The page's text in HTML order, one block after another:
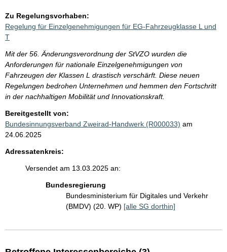
Zu Regelungsvorhaben:
Regelung für Einzelgenehmigungen für EG-Fahrzeugklasse L und
T
Mit der 56. Änderungsverordnung der StVZO wurden die
Anforderungen für nationale Einzelgenehmigungen von
Fahrzeugen der Klassen L drastisch verschärft. Diese neuen
Regelungen bedrohen Unternehmen und hemmen den Fortschritt
in der nachhaltigen Mobilität und Innovationskraft.
Bereitgestellt von:
Bundesinnungsverband Zweirad-Handwerk (R000033) am
24.06.2025
Adressatenkreis:
Versendet am 13.03.2025 an:
Bundesregierung
Bundesministerium für Digitales und Verkehr
(BMDV) (20. WP) [alle SG dorthin]